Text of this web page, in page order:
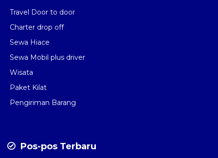
Travel Door to door
Charter drop off
Sewa Hiace
Sewa Mobil plus driver
Wisata
Paket Kilat
Pengiriman Barang
Pos-pos Terbaru